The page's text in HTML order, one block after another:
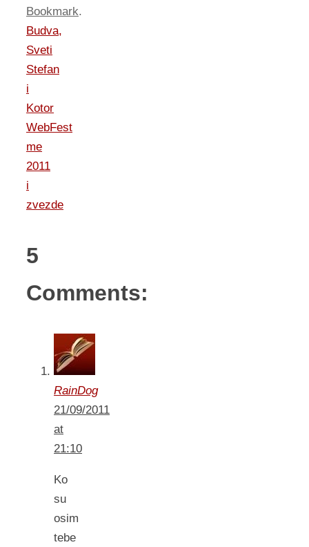
Bookmark.
Budva,
Sveti
Stefan
i
Kotor
WebFest
me
2011
i
zvezde
5
Comments:
RainDog
21/09/2011
at
21:10
Ko
su
osim
tebe